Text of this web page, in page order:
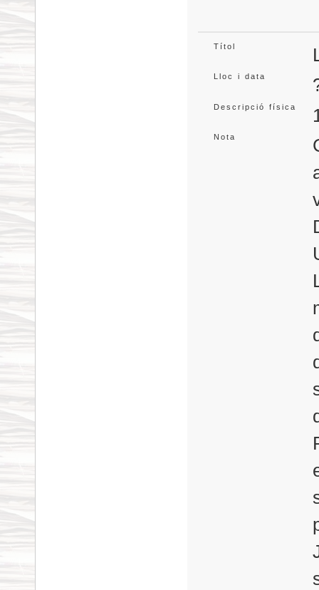
Títol
Lloc i data
Descripció física
Nota